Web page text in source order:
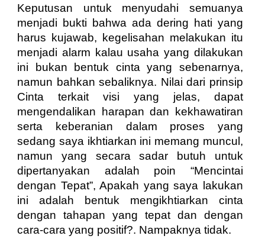
Keputusan untuk menyudahi semuanya
menjadi bukti bahwa ada dering hati yang
harus kujawab, kegelisahan melakukan itu
menjadi alarm kalau usaha yang dilakukan
ini bukan bentuk cinta yang sebenarnya,
namun bahkan sebaliknya. Nilai dari prinsip
Cinta terkait visi yang jelas, dapat
mengendalikan harapan dan kekhawatiran
serta keberanian dalam proses yang
sedang saya ikhtiarkan ini memang muncul,
namun yang secara sadar butuh untuk
dipertanyakan adalah poin “Mencintai
dengan Tepat”, Apakah yang saya lakukan
ini adalah bentuk mengikhtiarkan cinta
dengan tahapan yang tepat dan dengan
cara-cara yang positif?. Nampaknya tidak.